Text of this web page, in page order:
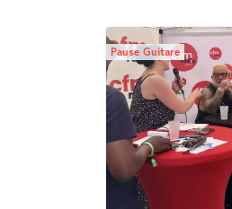
Pause Guitare